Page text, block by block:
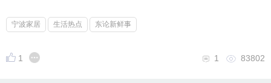
宁波家居 生活热点 东论新鲜事
1 83802
1